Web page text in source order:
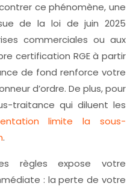
ce phénomène, une
de la loi de juin 2025
commerciales ou aux
certification RGE à partir
de fond renforce votre
d’ordre. De plus, pour
traitance qui diluent les
limite la sous-
.
règles expose votre
: la perte de votre